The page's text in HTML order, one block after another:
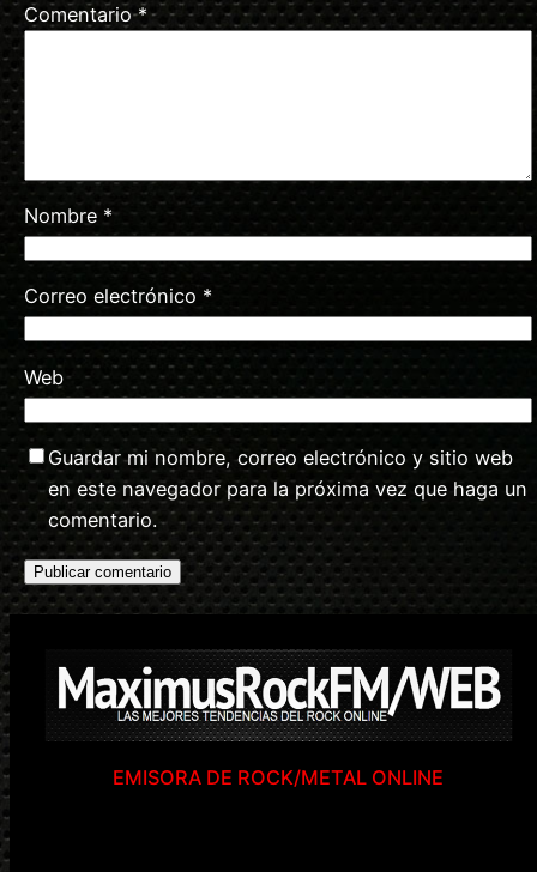
Comentario*
Nombre *
Correo electrónico *
Web
Guardar mi nombre, correo electrónico y sitio web
en este navegador para la próxima vez que haga un
comentario.
EMISORA DE ROCK/METAL ONLINE